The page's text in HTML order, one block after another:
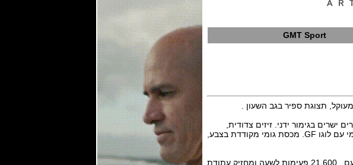
GMT Sport
בגימור ידני. זיזים צדודית,
קיבוע מוברג.לחיצים חרוטים. ברגי אבטחה מטיטניום. כתר טיטניום וגומי עם לוגו GF. מכסת גומי מקודדת בצבע,
מנגנון קליבר של Greubel Forsey מתיחה ידנית עם 63 אבני רובי ,פועם , 21,600 פעימות לשעה ומחזיק עתודת